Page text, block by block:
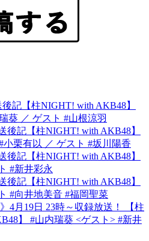
記【柱NIGHT! with AKB48】
葵 ／ ゲスト #山根涼羽
後記【柱NIGHT! with AKB48】
小栗有以 ／ ゲスト #坂川陽香
後記【柱NIGHT! with AKB48】
#新井彩永
後記【柱NIGHT! with AKB48】
#向井地美音 #福岡聖菜
4月19日 23時～収録放送！ 【柱
】 #山内瑞葵 <ゲスト> #新井